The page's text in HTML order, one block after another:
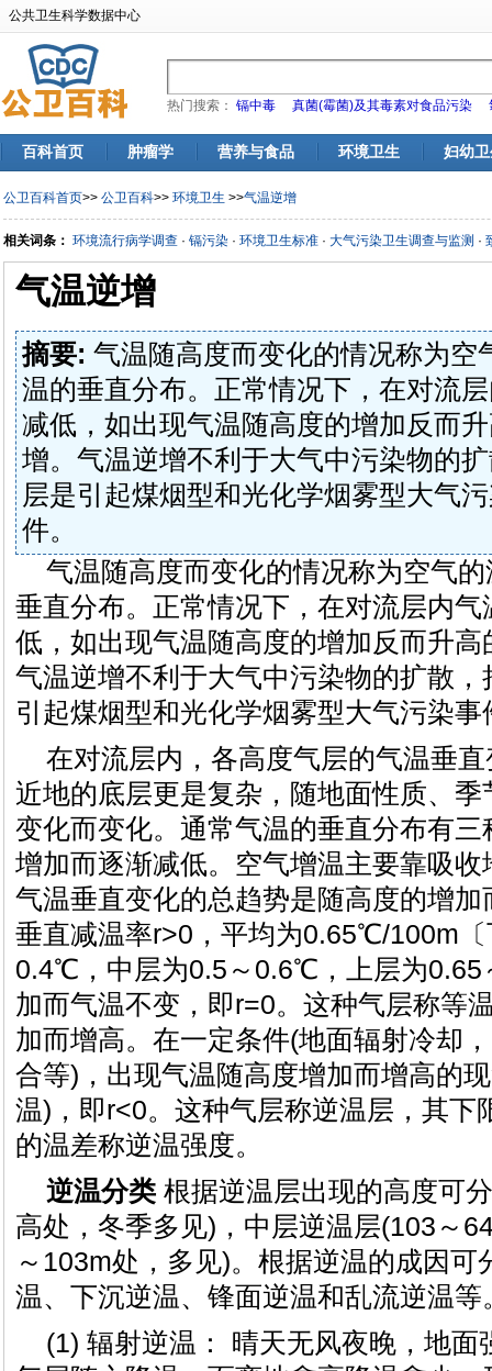
公共卫生科学数据中心
热门搜索： 镉中毒 真菌(霉菌)及其毒素对食品污染
百科首页 肿瘤学 营养与食品 环境卫生 妇幼
公卫百科首页>> 公卫百科>> 环境卫生 >>气温逆增
相关词条： 环境流行病学调查 · 镉污染 · 环境卫生标准 · 大气污染卫生调查与监测 ·
气温逆增
摘要: 气温随高度而变化的情况称为空
温的垂直分布。正常情况下，在对流
减低，如出现气温随高度的增加反而
增。气温逆增不利于大气中污染物的
层是引起煤烟型和光化学烟雾型大气
件。
气温随高度而变化的情况称为空气
垂直分布。正常情况下，在对流层内
低，如出现气温随高度的增加反而升
气温逆增不利于大气中污染物的扩散
引起煤烟型和光化学烟雾型大气污染
在对流层内，各高度气层的气温垂
近地的底层更是复杂，随地面性质、
变化而变化。通常气温的垂直分布有
增加而逐渐减低。空气增温主要靠吸
气温垂直变化的总趋势是随高度的增
垂直减温率r>0，平均为0.65℃/100m
0.4℃，中层为0.5～0.6℃，上层为
加而气温不变，即r=0。这种气层称等
加而增高。在一定条件(地面辐射冷却
合等)，出现气温随高度增加而增高的
温)，即r<0。这种气层称逆温层，其下
的温差称逆温强度。
逆温分类 根据逆温层出现的高度可
高处，冬季多见)，中层逆温层(103～
～103m处，多见)。根据逆温的成因可
温、下沉逆温、锋面逆温和乱流逆温等
(1) 辐射逆温： 晴天无风夜晚，地面